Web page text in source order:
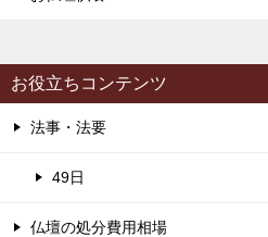
お役立ちコンテンツ
法事・法要
49日
仏壇の処分費用相場